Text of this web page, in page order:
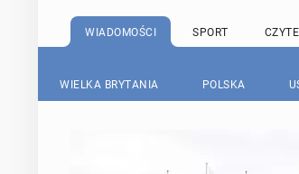
WIADOMOŚCI SPORT
WIELKA BRYTANIA POLSKA